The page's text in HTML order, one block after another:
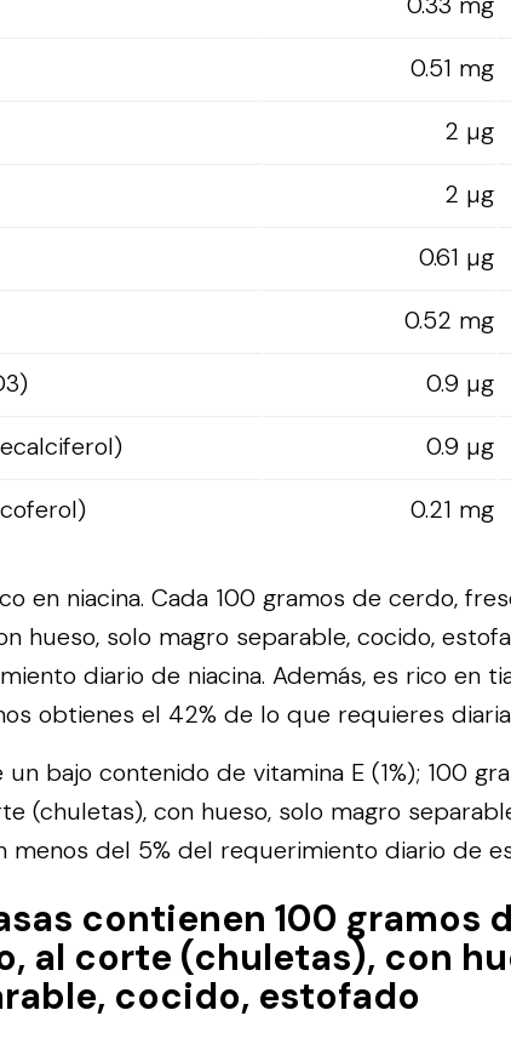
0.51 mg
2 µg
2 µg
0.61 µg
0.52 mg
0.9 µg
0.9 µg
0.21 mg
en niacina. Cada 100 gramos de cerdo,
hueso, solo magro separable, cocido,
diario de niacina. Además, es rico en
obtienes el 42% de lo que requieres
bajo contenido de vitamina E (1%); 100
(chuletas), con hueso, solo magro
menos del 5% del requerimiento diario de
contienen 100 gramos
al corte (chuletas), con
cocido, estofado